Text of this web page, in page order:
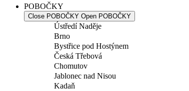
POBOČKY
Close POBOČKY Open POBOČKY
Ústředí Naděje
Brno
Bystřice pod Hostýnem
Česká Třebová
Chomutov
Jablonec nad Nisou
Kadaň